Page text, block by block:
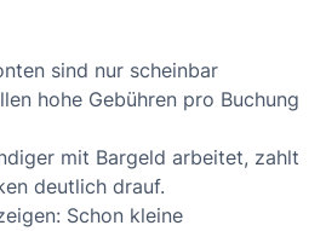
sind nur scheinbar
hohe Gebühren pro Buchung
mit Bargeld arbeitet, zahlt
deutlich drauf.
Schon kleine